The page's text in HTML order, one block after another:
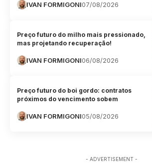
IVAN FORMIGONI07/08/2026
Preço futuro do milho mais pressionado,
mas projetando recuperação!
IVAN FORMIGONI06/08/2026
Preço futuro do boi gordo: contratos
próximos do vencimento sobem
IVAN FORMIGONI05/08/2026
- ADVERTISEMENT -